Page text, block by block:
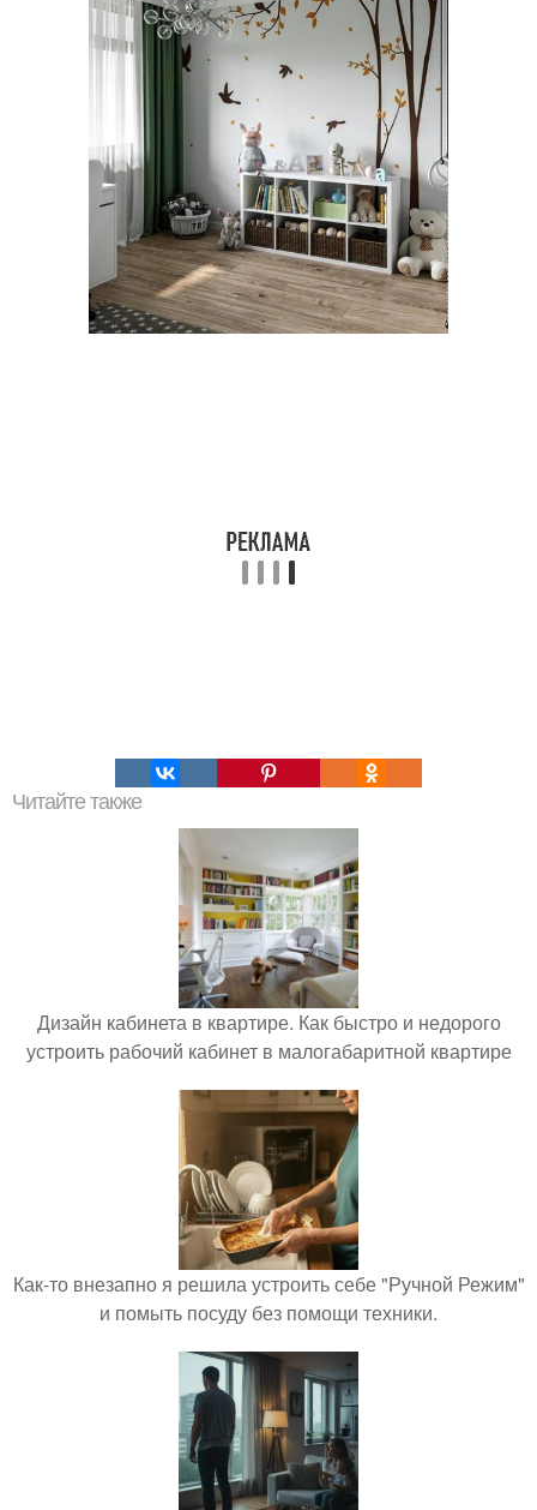
Читайте также
Дизайн кабинета в квартире. Как быстро и недорого
устроить рабочий кабинет в малогабаритной квартире
Как-то внезапно я решила устроить себе "Ручной Режим"
и помыть посуду без помощи техники.